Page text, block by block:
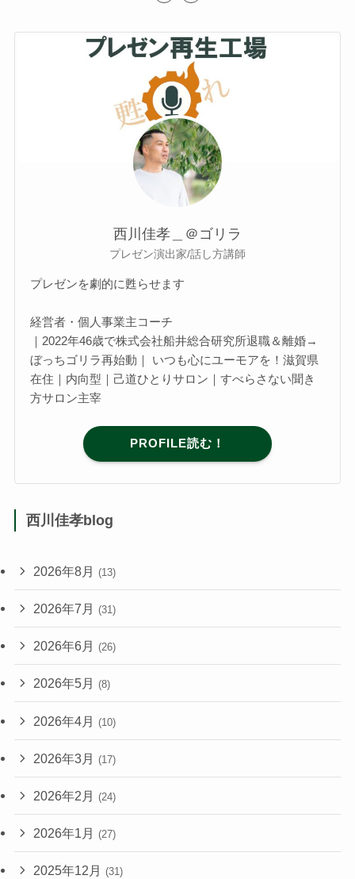
西川佳孝＿＠ゴリラ
プレゼン演出家/話し方講師
プレゼンを劇的に甦らせます
経営者・個人事業主コーチ
｜2022年46歳で株式会社船井総合研究所退職＆離婚→
ぼっちゴリラ再始動｜ いつも心にユーモアを！滋賀県
在住｜内向型｜己道ひとりサロン｜すべらさない聞き
方サロン主宰
PROFILE読む！
西川佳孝blog
2026年8月 (13)
2026年7月 (31)
2026年6月 (26)
2026年5月 (8)
2026年4月 (10)
2026年3月 (17)
2026年2月 (24)
2026年1月 (27)
2025年12月 (31)